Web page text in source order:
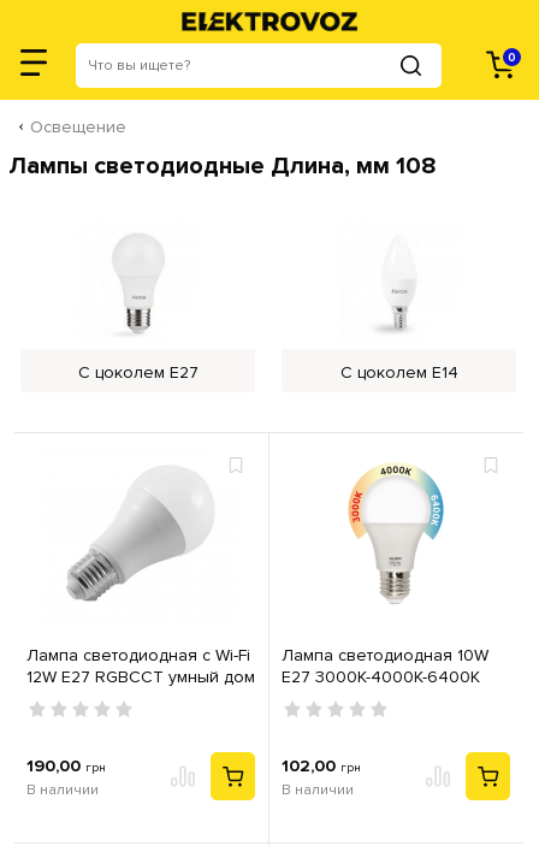
0
Освещение
Лампы светодиодные Длина, мм 108
С цоколем Е27 С цоколем Е14
Лампа светодиодная с Wi-Fi
12W E27 RGBCCT умный дом
Tuya Lemanso LM3814
190,00 грн
В наличии
Лампа светодиодная 10W
E27 3000K-4000К-6400K
COMBO-10
102,00 грн
В наличии